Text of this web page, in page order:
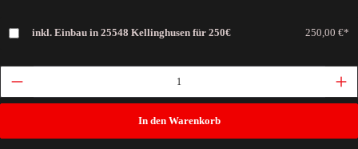
inkl. Einbau in 25548 Kellinghusen für 250€ 250,00 €*
In den Warenkorb